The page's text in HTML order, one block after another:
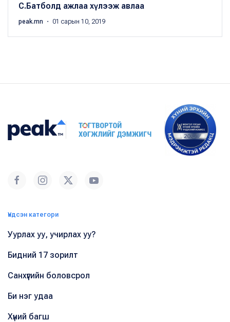
С.Батболд ажлаа хүлээж авлаа
peak.mn ・ 01 сарын 10, 2019
Үндсэн категори
Уурлах уу, учирлах уу?
Бидний 17 зорилт
Санхүүгийн боловсрол
Би нэг удаа
Хүний багш